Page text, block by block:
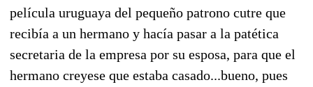
película uruguaya del pequeño patrono cutre que
recibía a un hermano y hacía pasar a la patética
secretaria de la empresa por su esposa, para que el
hermano creyese que estaba casado...bueno, pues